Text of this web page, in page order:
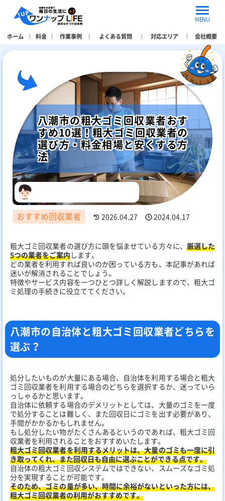
MENU
ホーム
料金 作業事例 よくある質問 対応エリア 会社概要
八潮市の粗大ゴミ回収業者おす
すめ10選！粗大ゴミ回収業者の
選び方・料金相場と安くする方
法
おすすめ回収業者 2026.04.27 2024.04.17
粗大ゴミ回収業者の選び方に頭を悩ませている方々に、 厳選した
5つの業者をご案内します。
どの業者を利用すれば良いのか困っている方も、本記事があれば
迷いが解消されることでしょう。
特徴やサービス内容を一つひとつ詳しく解説しますので、粗大ゴ
ミ処理の手続きに役立ててください。
八潮市の自治体と粗大ゴミ回収業者どちらを
選ぶ？
処分したいものが大量にある場合、自治体を利用する場合と粗大
ゴミ回収業者を利用する場合のどちらを選択するか、迷っていら
っしゃるかと思います。
自治体に依頼する場合のデメリットとしては、大量のゴミを一度
で処分することは難しく、また回収日にゴミを出す必要があり、
手間がかかるかもしれません。
もし処分したい物がたくさんあるというのであれば、粗大ゴミ回
収業者を利用されることをおすすめいたします。
粗大ゴミ回収業者を利用するメリットは、大量のゴミも一度に引
き取ってくれ、また回収日も自由に選ぶことができる点です。
自治体の粗大ゴミ回収システムではできない、スムーズなゴミ処
分を実現することが可能です。
そのため、ゴミの量が多い、時間に余裕がないといった方には、
粗大ゴミ回収業者の利用がおすすめです。